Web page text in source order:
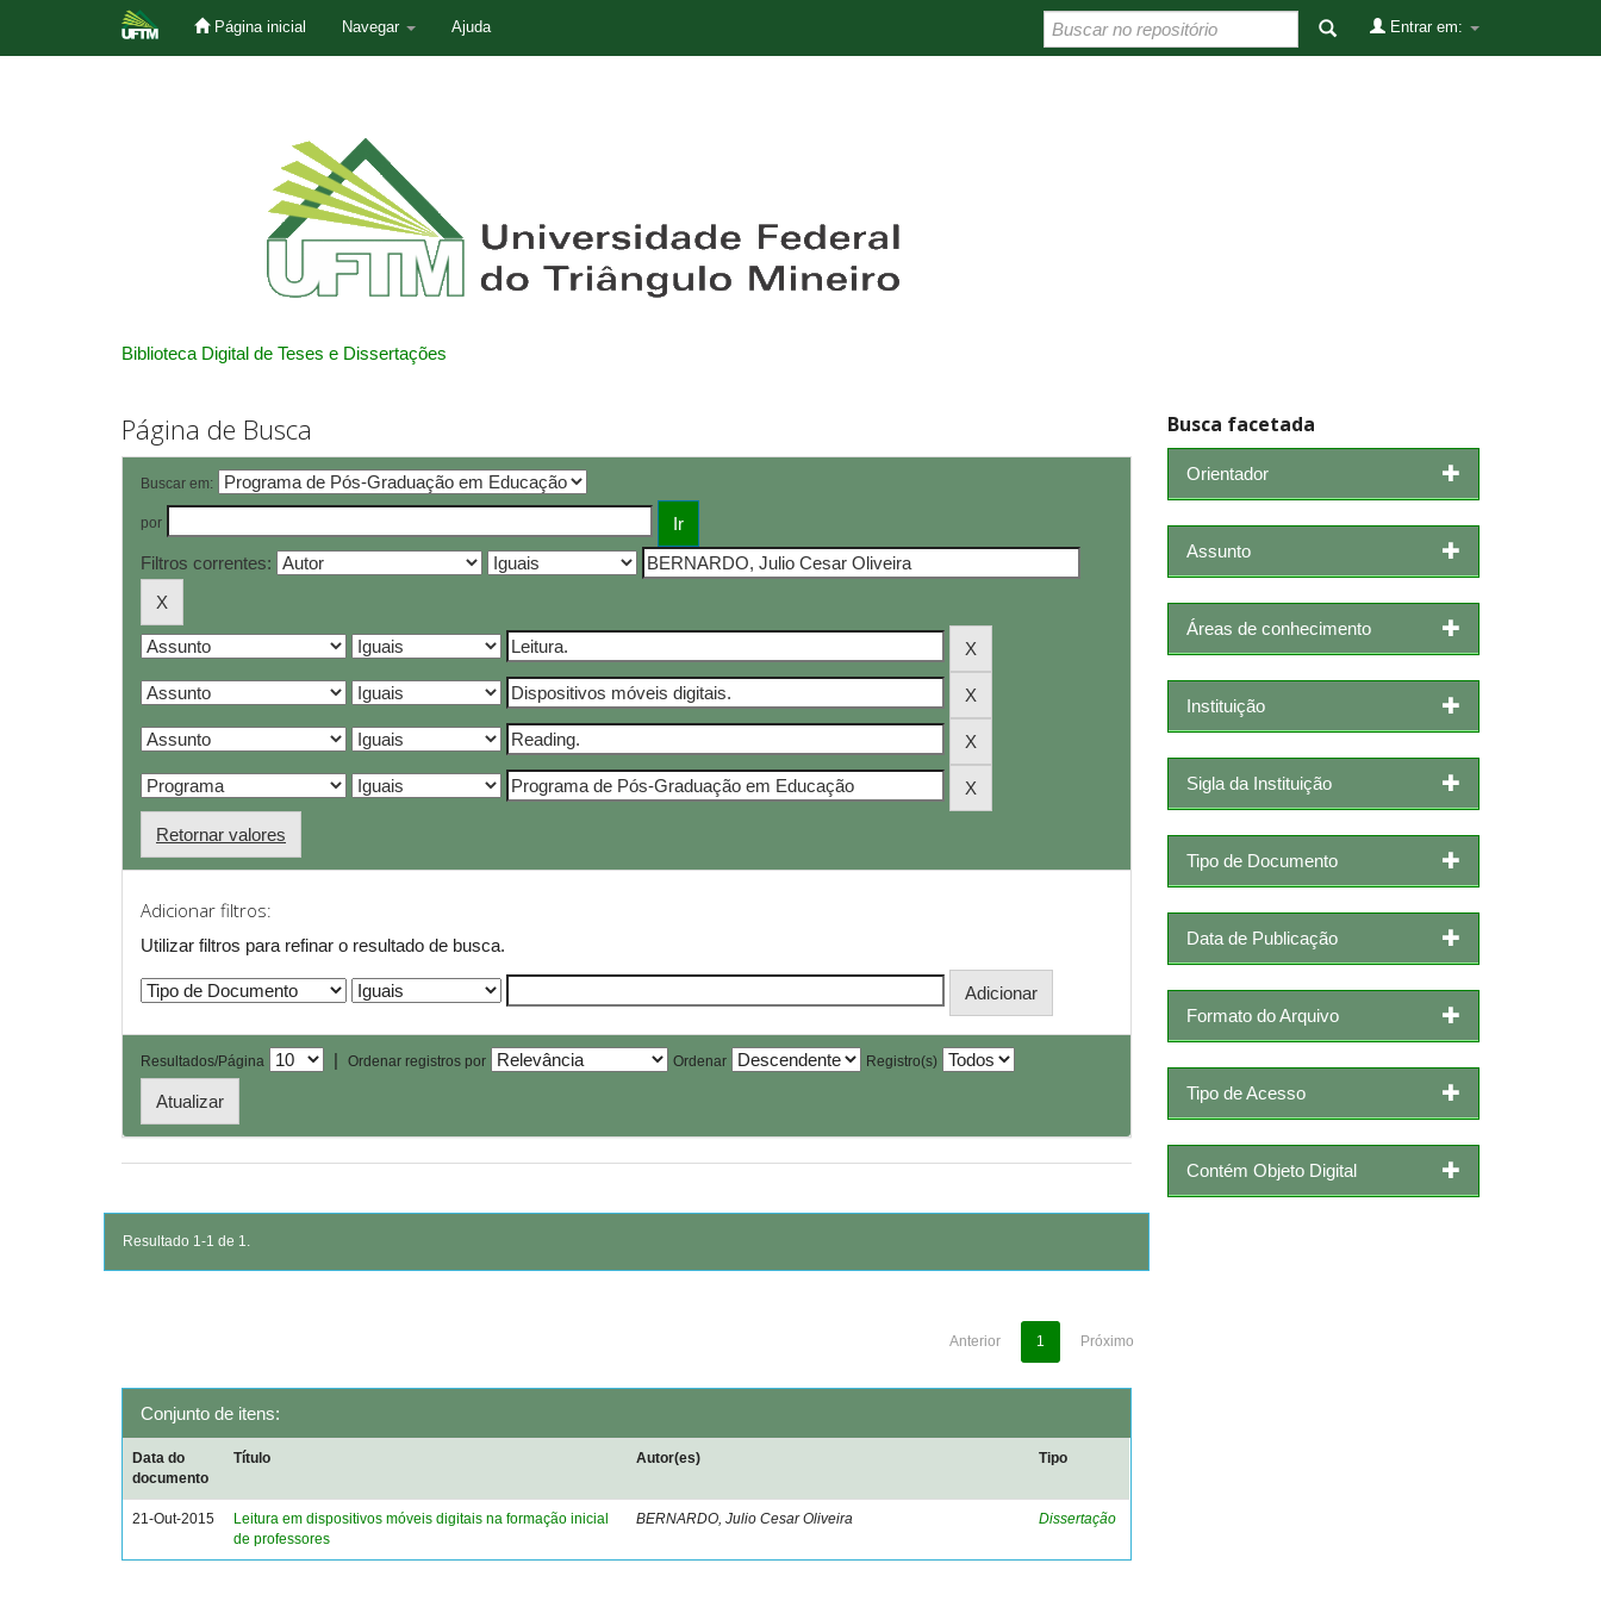
Página inicial Navegar Ajuda Entrar em:
Biblioteca Digital de Teses e Dissertações
Página de Busca
Buscar em:
por
Filtros correntes:
Retornar valores
Adicionar filtros:
Utilizar filtros para refinar o resultado de busca.
Resultados/Página | Ordenar registros por Ordenar Registro(s)
Resultado 1-1 de 1.
Anterior 1 Próximo
Conjunto de itens:
Data do
documento
Título Autor(es) Tipo
21-Out-2015
Leitura em dispositivos móveis digitais na formação inicial
de professores
BERNARDO, Julio Cesar Oliveira Dissertação
Busca facetada
Orientador
Assunto
Áreas de conhecimento
Instituição
Sigla da Instituição
Tipo de Documento
Data de Publicação
Formato do Arquivo
Tipo de Acesso
Contém Objeto Digital